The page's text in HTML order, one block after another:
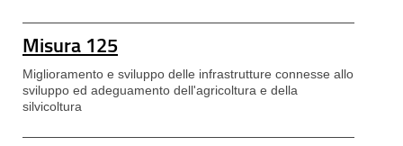
Misura 125
Miglioramento e sviluppo delle infrastrutture connesse allo
sviluppo ed adeguamento dell'agricoltura e della
silvicoltura